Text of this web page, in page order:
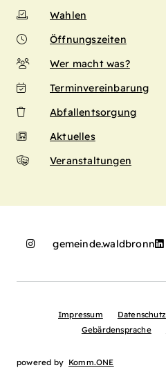
Wahlen
Öffnungszeiten
Wer macht was?
Terminvereinbarung
Abfallentsorgung
Aktuelles
Veranstaltungen
gemeinde.waldbronn
Impressum Datenschutz
Gebärdensprache
powered by Komm.ONE